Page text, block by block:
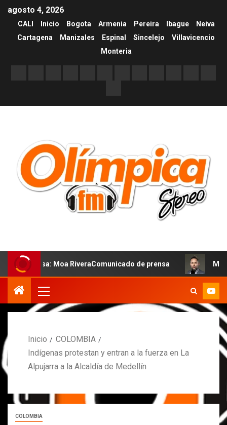
agosto 4, 2026
CALI Inicio Bogota Armenia Pereira Ibague
Neiva
Cartagena
Manizales Espinal Sincelejo
Villavicencio
Monteria
Moa RiveraComunicado de prensa MARCOS
Inicio
COLOMBIA
Indígenas protestan y entran a la fuerza en La
Alpujarra a la Alcaldía de Medellín
COLOMBIA